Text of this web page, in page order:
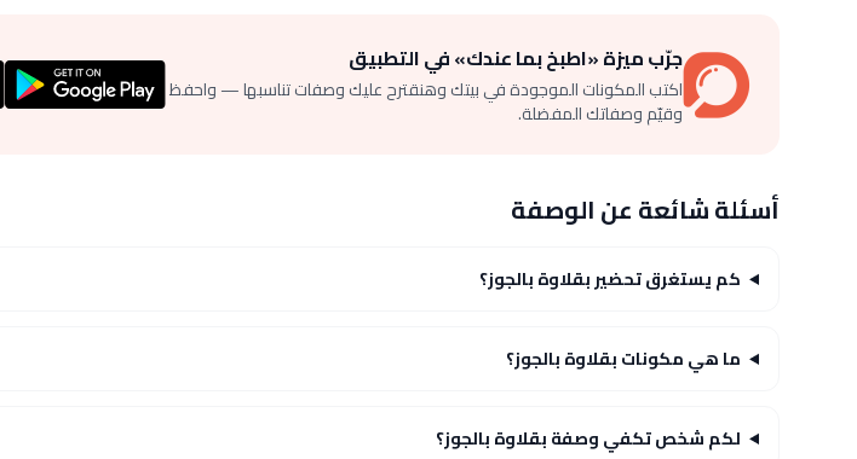
جرّب ميزة «اطبخ بما عندك» في التطبيق
اكتب المكونات الموجودة في بيتك وهنقترح عليك وصفات تناسبها — واحفظ
وقيّم وصفاتك المفضلة.
أسئلة شائعة عن الوصفة
كم يستغرق تحضير بقلاوة بالجوز؟
ما هي مكونات بقلاوة بالجوز؟
لكم شخص تكفي وصفة بقلاوة بالجوز؟